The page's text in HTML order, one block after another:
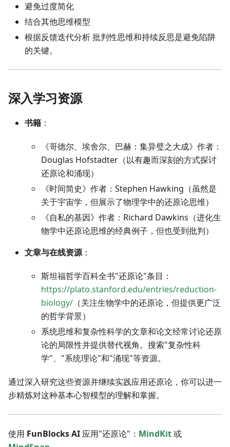
避免过度简化
结合其他思维模型
根据反馈迭代分析 批判性思维和持续反思是避免陷阱
的关键。
深入学习资源
书籍 ：
《哥德尔、埃舍尔、巴赫：集异璧之大成》作者：
Douglas Hofstadter（以有趣而深刻的方式探讨
还原论和涌现）
《时间简史》作者：Stephen Hawking（虽然是
关于宇宙学，但展示了物理学中的还原论思维）
《自私的基因》作者：Richard Dawkins（进化生
物学中还原论思维的经典例子，但也受到批判）
文章与在线资源：
斯坦福哲学百科全书"还原论"条目：
https://plato.stanford.edu/entries/reduction-
biology/ （关注生物学中的还原论，但提供更广泛
的哲学背景）
系统思维和复杂性科学的文章和论文经常讨论还原
论的局限性并提供替代视角。搜索"复杂性科
学"、"系统理论"和"涌现"等资源。
通过深入研究这些资源并继续实践应用还原论，你可以进一
步精炼对这种基本心智模型的理解和掌握。
使用 FunBlocks AI 应用"还原论"： MindKit或